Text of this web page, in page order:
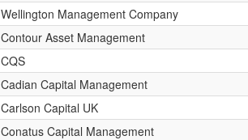
Wellington Management Company
Contour Asset Management
CQS
Cadian Capital Management
Carlson Capital UK
Conatus Capital Management